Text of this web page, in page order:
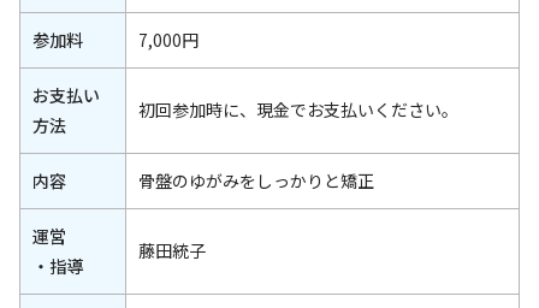
参加料 7,000円
お支払い
方法
初回参加時に、現金でお支払いください。
内容 骨盤のゆがみをしっかりと矯正
運営
・指導
藤田統子